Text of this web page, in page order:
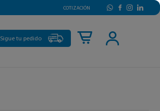
COTIZACIÓN
Sigue tu pedido